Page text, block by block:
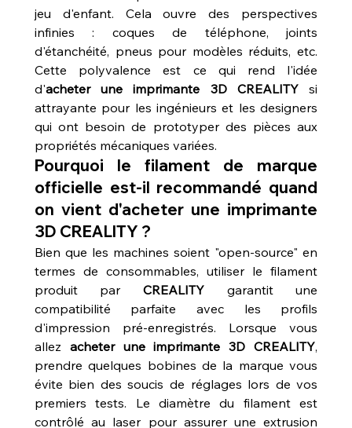
jeu d'enfant. Cela ouvre des perspectives
infinies : coques de téléphone, joints
d'étanchéité, pneus pour modèles réduits, etc.
Cette polyvalence est ce qui rend l'idée
d'acheter une imprimante 3D CREALITY si
attrayante pour les ingénieurs et les designers
qui ont besoin de prototyper des pièces aux
propriétés mécaniques variées.
Pourquoi le filament de marque
officielle est-il recommandé quand
on vient d'acheter une imprimante
3D CREALITY ?
Bien que les machines soient "open-source" en
termes de consommables, utiliser le filament
produit par CREALITY garantit une
compatibilité parfaite avec les profils
d'impression pré-enregistrés. Lorsque vous
allez acheter une imprimante 3D CREALITY,
prendre quelques bobines de la marque vous
évite bien des soucis de réglages lors de vos
premiers tests. Le diamètre du filament est
contrôlé au laser pour assurer une extrusion